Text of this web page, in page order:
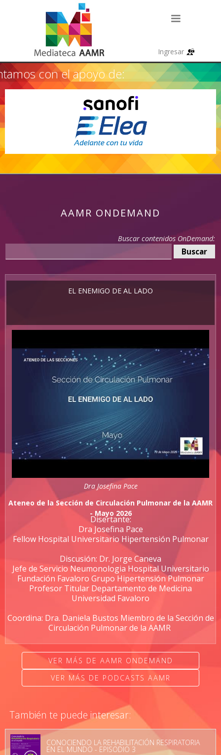
con el apoyo de:
AAMR ONDEMAND
Buscar contenidos OnDemand:
EL ENEMIGO DE AL LADO
Dra Josefina Pace
Ateneo de la Sección de Circulación Pulmonar de la AAMR
- Mayo 2026
Disertante:
Dra Josefina Pace
Fellow Hospital Universitario Hipertensión Pulmonar
Discusión: Dr. Jorge Caneva
Jefe de Servicio Neumonologia Hospital Universitario
Fundación Favaloro Grupo Hipertensión Pulmonar
Profesor Titular Departamento de Medicina
Universidad Favaloro
Coordina: Dra. Daniela Bustos Miembro de la Sección de
Circulación Pulmonar de la AAMR
VER MÁS DE AAMR ONDEMAND
VER MÁS DE PODCASTS AAMR
También te puede interesar:
CONOCIENDO LA REHABILITACIÓN RESPIRATORIA
EN EL MUNDO - EPISODIO 3